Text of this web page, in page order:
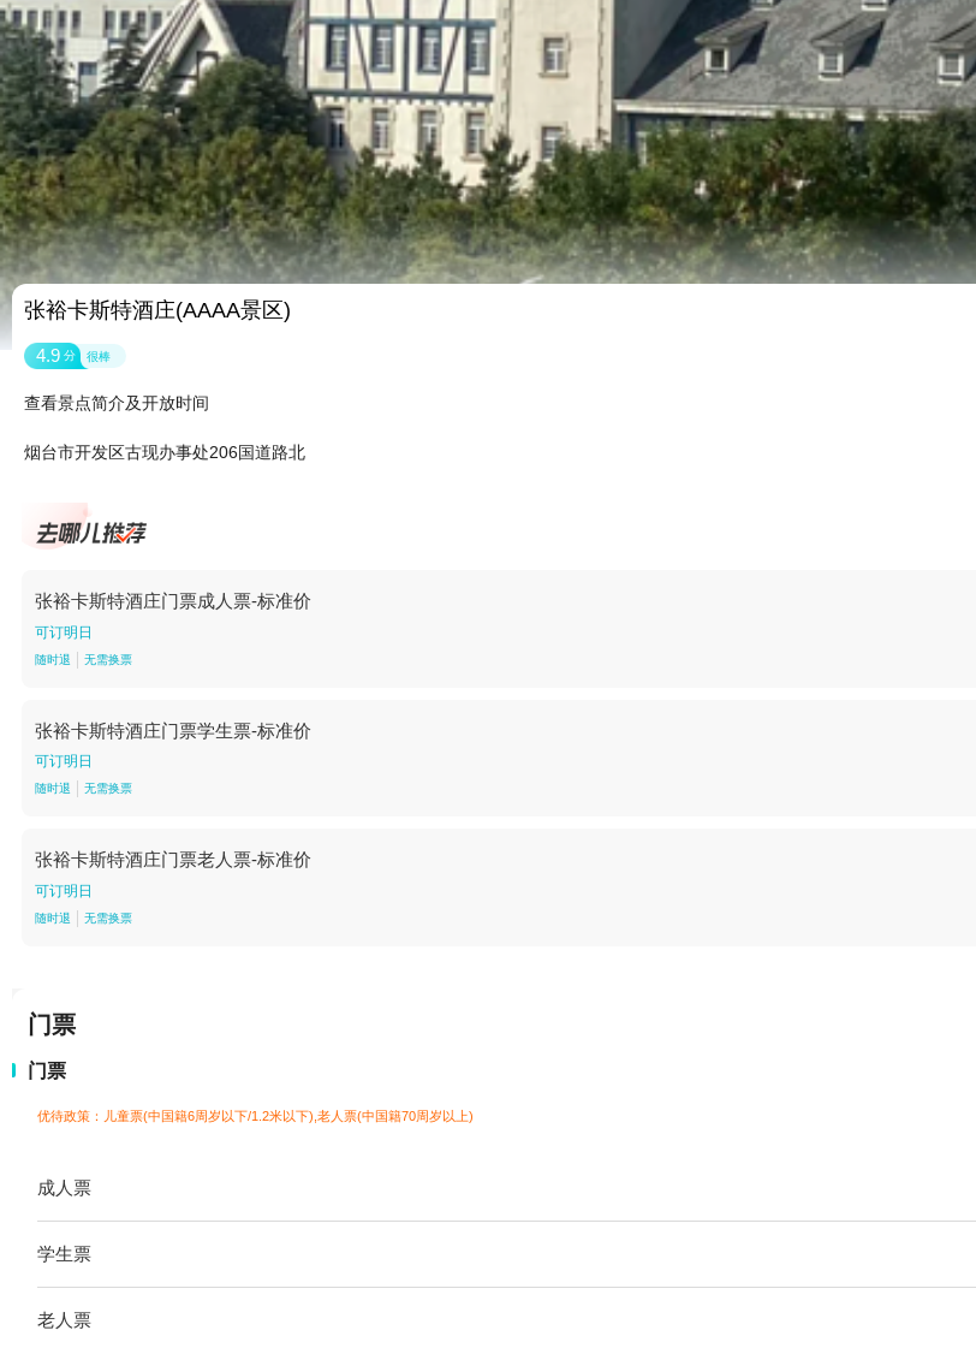
张裕卡斯特酒庄(AAAA景区)
4.9 分 很棒
查看景点简介及开放时间
烟台市开发区古现办事处206国道路北
张裕卡斯特酒庄门票成人票-标准价
可订明日
随时退 无需换票
张裕卡斯特酒庄门票学生票-标准价
可订明日
随时退 无需换票
张裕卡斯特酒庄门票老人票-标准价
可订明日
随时退 无需换票
门票
门票
优待政策：儿童票(中国籍6周岁以下/1.2米以下),老人票(中国籍70周岁以上)
成人票
学生票
老人票